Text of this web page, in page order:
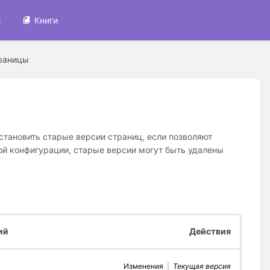
Книги
старые версии страниц, если позволяют
конфигурации, старые версии могут быть удалены
Действия
Изменения Текущая версия